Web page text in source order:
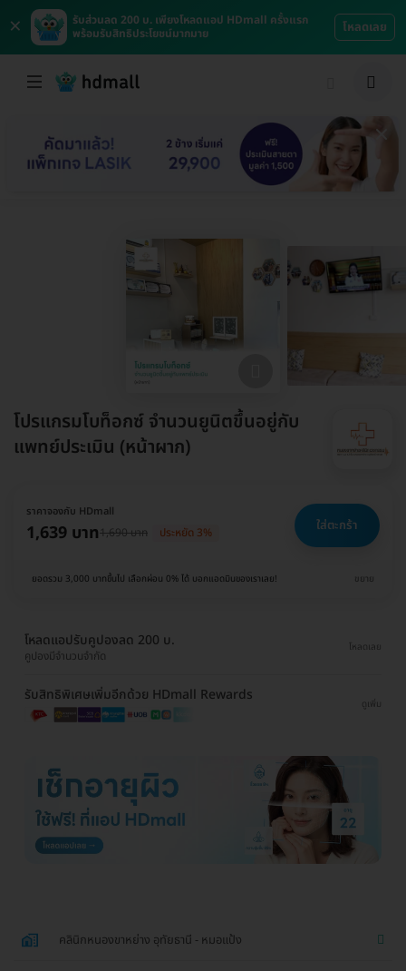
×
รับส่วนลด 200 บ. เพียงโหลดแอป HDmall ครั้งแรก
พร้อมรับสิทธิประโยชน์มากมาย
โหลดเลย
โปรแกรมโบท็อกซ์ จำนวนยูนิตขึ้นอยู่กับ
แพทย์ประเมิน (หน้าผาก)
ราคาจองกับ HDmall
1,639 บาท1,690 บาท ประหยัด 3% ใส่ตะกร้า
ยอดรวม 3,000 บาทขึ้นไป เลือกผ่อน 0% ได้ บอกแอดมินของเราเลย! ขยาย
โหลดแอปรับคูปองลด 200 บ.
คูปองมีจำนวนจำกัด
โหลดเลย
รับสิทธิพิเศษเพิ่มอีกด้วย HDmall Rewards
ดูเพิ่ม
คลินิกหนองขาหย่าง อุทัยธานี - หมอแป้ง